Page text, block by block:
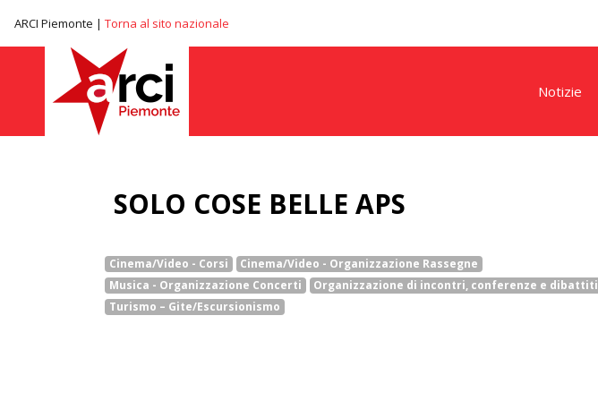
ARCI Piemonte | Torna al sito nazionale
Notizie
SOLO COSE BELLE APS
Cinema/Video - Corsi
Cinema/Video - Organizzazione Rassegne
Musica - Organizzazione Concerti
Organizzazione di incontri, conferenze e dibattiti
Turismo – Gite/Escursionismo